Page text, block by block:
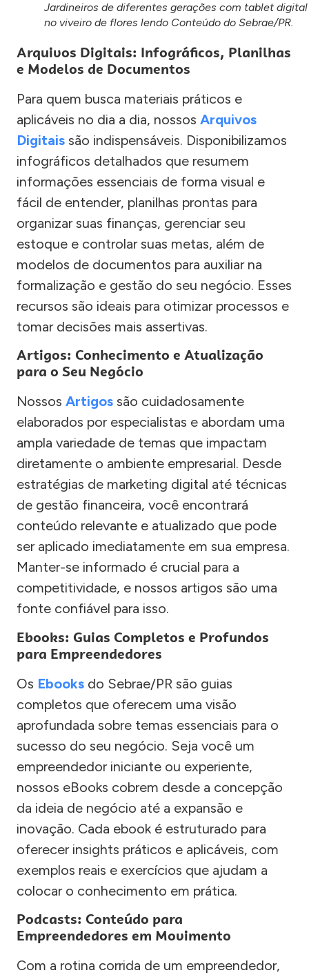
Jardineiros de diferentes gerações com tablet digital
no viveiro de flores lendo Conteúdo do Sebrae/PR.
Arquivos Digitais: Infográficos, Planilhas
e Modelos de Documentos
Para quem busca materiais práticos e
aplicáveis no dia a dia, nossos Arquivos
Digitais são indispensáveis. Disponibilizamos
infográficos detalhados que resumem
informações essenciais de forma visual e
fácil de entender, planilhas prontas para
organizar suas finanças, gerenciar seu
estoque e controlar suas metas, além de
modelos de documentos para auxiliar na
formalização e gestão do seu negócio. Esses
recursos são ideais para otimizar processos e
tomar decisões mais assertivas.
Artigos: Conhecimento e Atualização
para o Seu Negócio
Nossos Artigos são cuidadosamente
elaborados por especialistas e abordam uma
ampla variedade de temas que impactam
diretamente o ambiente empresarial. Desde
estratégias de marketing digital até técnicas
de gestão financeira, você encontrará
conteúdo relevante e atualizado que pode
ser aplicado imediatamente em sua empresa.
Manter-se informado é crucial para a
competitividade, e nossos artigos são uma
fonte confiável para isso.
Ebooks: Guias Completos e Profundos
para Empreendedores
Os Ebooks do Sebrae/PR são guias
completos que oferecem uma visão
aprofundada sobre temas essenciais para o
sucesso do seu negócio. Seja você um
empreendedor iniciante ou experiente,
nossos eBooks cobrem desde a concepção
da ideia de negócio até a expansão e
inovação. Cada ebook é estruturado para
oferecer insights práticos e aplicáveis, com
exemplos reais e exercícios que ajudam a
colocar o conhecimento em prática.
Podcasts: Conteúdo para
Empreendedores em Movimento
Com a rotina corrida de um empreendedor,